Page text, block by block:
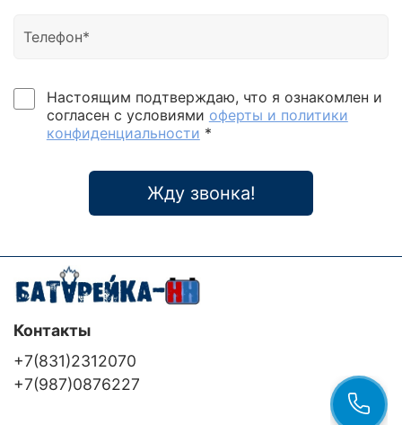
Настоящим подтверждаю, что я ознакомлен и
согласен с условиями оферты и политики
конфиденциальности *
Жду звонка!
Контакты
+7(831)2312070
+7(987)0876227